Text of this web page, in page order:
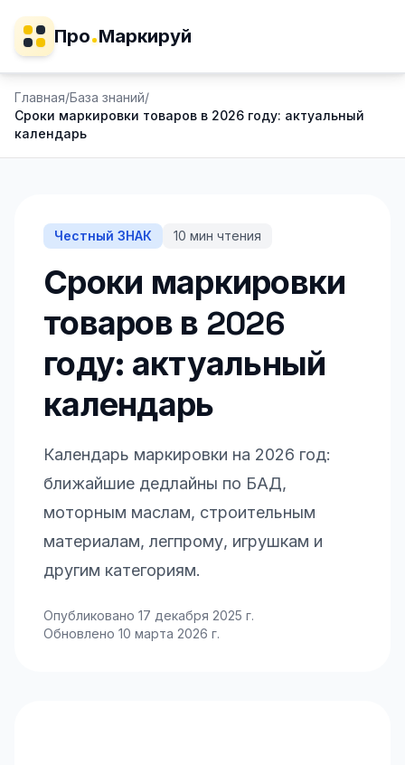
Про Маркируй
Главная/База знаний/
Сроки маркировки товаров в 2026 году: актуальный
календарь
Честный ЗНАК 10 мин чтения
Сроки маркировки
товаров в 2026
году: актуальный
календарь
Календарь маркировки на 2026 год:
ближайшие дедлайны по БАД,
моторным маслам, строительным
материалам, легпрому, игрушкам и
другим категориям.
Опубликовано 17 декабря 2025 г.
Обновлено 10 марта 2026 г.